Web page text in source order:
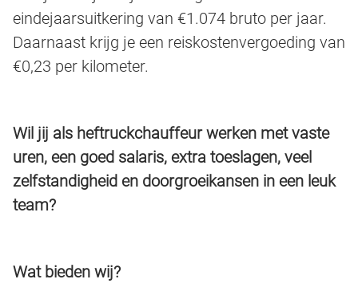
eindejaarsuitkering van €1.074 bruto per jaar.
Daarnaast krijg je een reiskostenvergoeding van
€0,23 per kilometer.
Wil jij als heftruckchauffeur werken met vaste
uren, een goed salaris, extra toeslagen, veel
zelfstandigheid en doorgroeikansen in een leuk
team?
Wat bieden wij?